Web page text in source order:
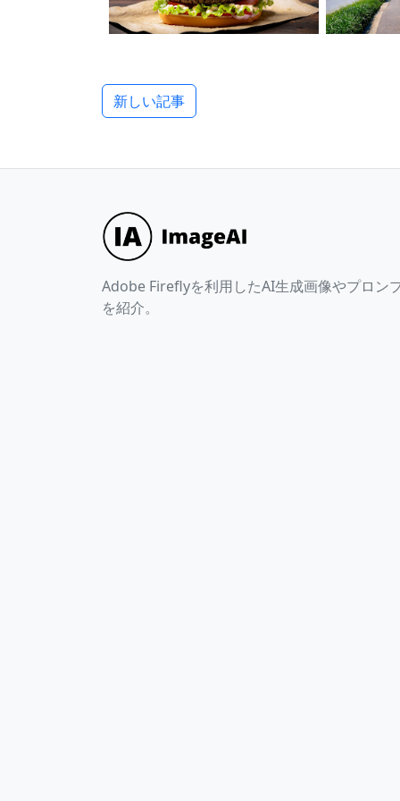
新しい記事
Adobe Fireflyを利用したAI生成画像やプロン
を紹介。